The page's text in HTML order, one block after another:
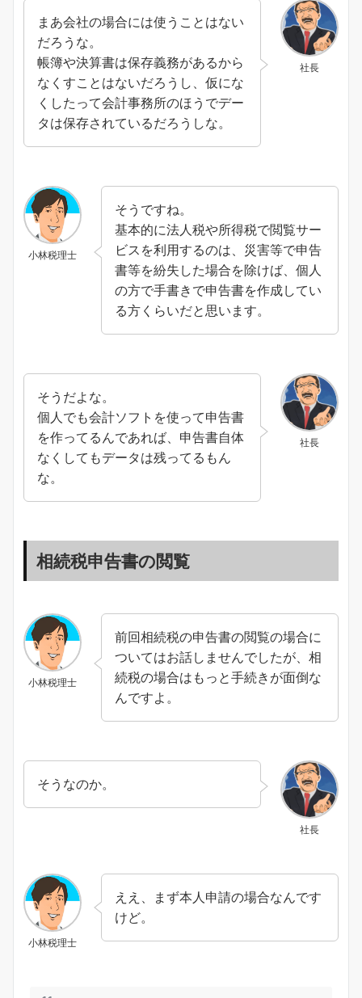
社長
まあ会社の場合には使うことはない
だろうな。
帳簿や決算書は保存義務があるから
なくすことはないだろうし、仮にな
くしたって会計事務所のほうでデー
タは保存されているだろうしな。
小林税理士
そうですね。
基本的に法人税や所得税で閲覧サー
ビスを利用するのは、災害等で申告
書等を紛失した場合を除けば、個人
の方で手書きで申告書を作成してい
る方くらいだと思います。
社長
そうだよな。
個人でも会計ソフトを使って申告書
を作ってるんであれば、申告書自体
なくしてもデータは残ってるもん
な。
相続税申告書の閲覧
小林税理士
前回相続税の申告書の閲覧の場合に
ついてはお話しませんでしたが、相
続税の場合はもっと手続きが面倒な
んですよ。
社長
そうなのか。
小林税理士
ええ、まず本人申請の場合なんです
けど。